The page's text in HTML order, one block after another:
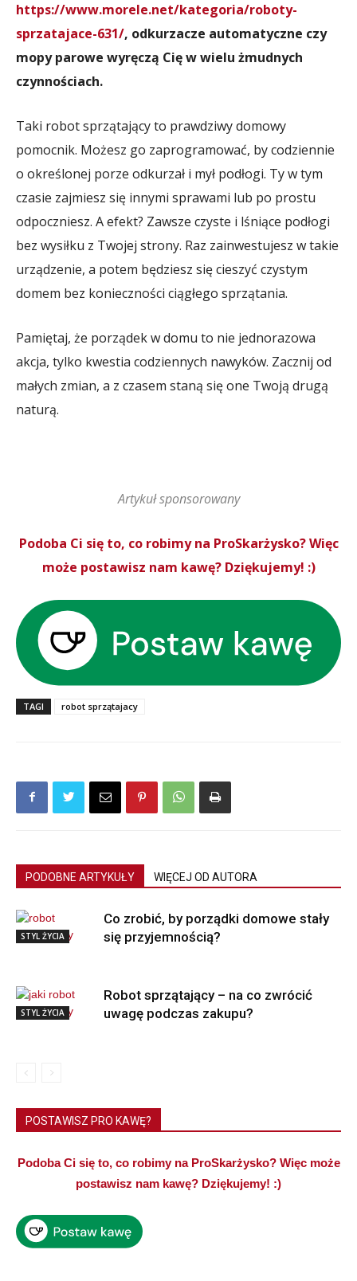
https://www.morele.net/kategoria/roboty-
sprzatajace-631/, odkurzacze automatyczne czy
mopy parowe wyręczą Cię w wielu żmudnych
czynnościach.
Taki robot sprzątający to prawdziwy domowy
pomocnik. Możesz go zaprogramować, by codziennie
o określonej porze odkurzał i mył podłogi. Ty w tym
czasie zajmiesz się innymi sprawami lub po prostu
odpoczniesz. A efekt? Zawsze czyste i lśniące podłogi
bez wysiłku z Twojej strony. Raz zainwestujesz w takie
urządzenie, a potem będziesz się cieszyć czystym
domem bez konieczności ciągłego sprzątania.
Pamiętaj, że porządek w domu to nie jednorazowa
akcja, tylko kwestia codziennych nawyków. Zacznij od
małych zmian, a z czasem staną się one Twoją drugą
naturą.
Artykuł sponsorowany
Podoba Ci się to, co robimy na ProSkarżysko? Więc
może postawisz nam kawę? Dziękujemy! :)
TAGI robot sprzątajacy
PODOBNE ARTYKUŁY WIĘCEJ OD AUTORA
STYL ŻYCIA
Co zrobić, by porządki domowe stały
się przyjemnością?
STYL ŻYCIA
Robot sprzątający – na co zwrócić
uwagę podczas zakupu?
POSTAWISZ PRO KAWĘ?
Podoba Ci się to, co robimy na ProSkarżysko? Więc może
postawisz nam kawę? Dziękujemy! :)